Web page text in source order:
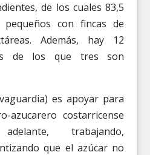
de los cuales 83,5
con fincas de
Además, hay 12
de los que tres son
es apoyar para
azucarero costarricense
trabajando,
que el azúcar no